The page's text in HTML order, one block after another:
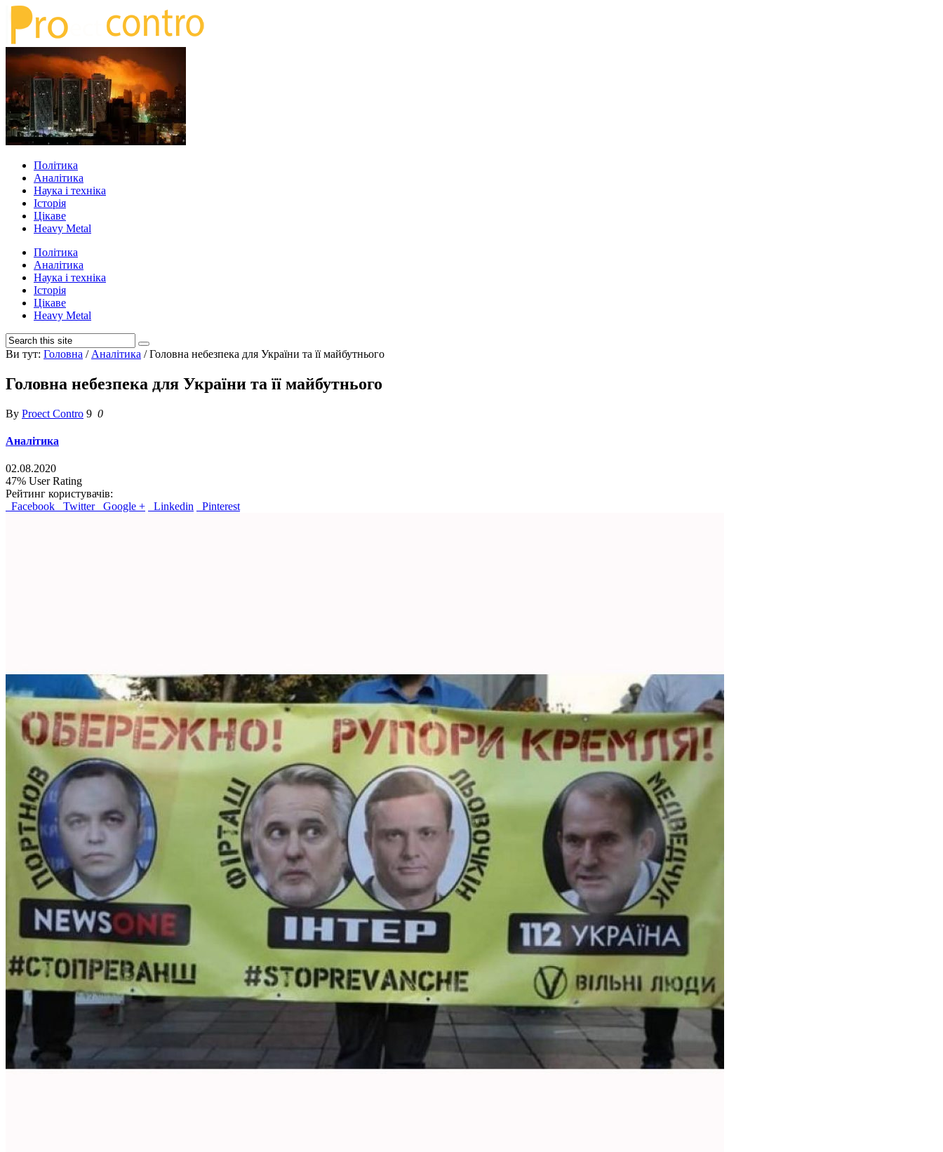
Політика
Аналітика
Наука і техніка
Історія
Цікаве
Heavy Metal
Політика
Аналітика
Наука і техніка
Історія
Цікаве
Heavy Metal
Ви тут: Головна / Аналітика /Головна небезпека для України та її майбутнього
Головна небезпека для України та її майбутнього
By Proect Contro 9 0
Аналітика
02.08.2020
47% User Rating
Рейтинг користувачів:
Facebook
Twitter Google + Linkedin Pinterest